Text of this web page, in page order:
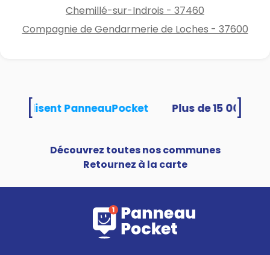
Chemillé-sur-Indrois - 37460
Compagnie de Gendarmerie de Loches - 37600
utilisent PanneauPocket
Découvrez toutes nos communes
Retournez à la carte